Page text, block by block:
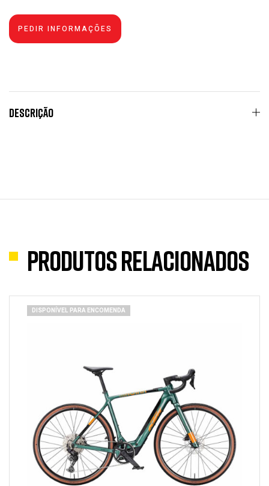
Descrição
Produtos Relacionados
DISPONÍVEL PARA ENCOMENDA